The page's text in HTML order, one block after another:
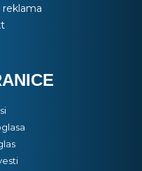
reklama